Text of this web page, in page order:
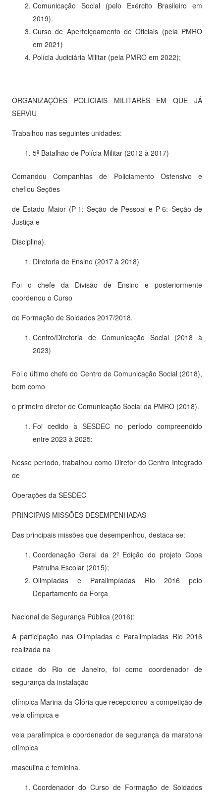
Comunicação Social (pelo Exército Brasileiro em
2019).
Curso de Aperfeiçoamento de Oficiais (pela PMRO
em 2021)
Polícia Judiciária Militar (pela PMRO em 2022);
ORGANIZAÇÕES POLICIAIS MILITARES EM QUE JÁ
SERVIU
Trabalhou nas seguintes unidades:
5º Batalhão de Polícia Militar (2012 à 2017)
Comandou Companhias de Policiamento Ostensivo e
chefiou Seções
de Estado Maior (P-1: Seção de Pessoal e P-6: Seção de
Justiça e
Disciplina).
Diretoria de Ensino (2017 à 2018)
Foi o chefe da Divisão de Ensino e posteriormente
coordenou o Curso
de Formação de Soldados 2017/2018.
Centro/Diretoria de Comunicação Social (2018 à
2023)
Foi o último chefe do Centro de Comunicação Social (2018),
bem como
o primeiro diretor de Comunicação Social da PMRO (2018).
Foi cedido à SESDEC no período compreendido
entre 2023 à 2025:
Nesse período, trabalhou como Diretor do Centro Integrado
de
Operações da SESDEC
PRINCIPAIS MISSÕES DESEMPENHADAS
Das principais missões que desempenhou, destaca-se:
Coordenação Geral da 2º Edição do projeto Copa
Patrulha Escolar (2015);
Olimpíadas e Paralimpíadas Rio 2016 pelo
Departamento da Força
Nacional de Segurança Pública (2016):
A participação nas Olimpíadas e Paralimpíadas Rio 2016
realizada na
cidade do Rio de Janeiro, foi como coordenador de
segurança da instalação
olímpica Marina da Glória que recepcionou a competição de
vela olímpica e
vela paralímpica e coordenador de segurança da maratona
olímpica
masculina e feminina.
Coordenador do Curso de Formação de Soldados